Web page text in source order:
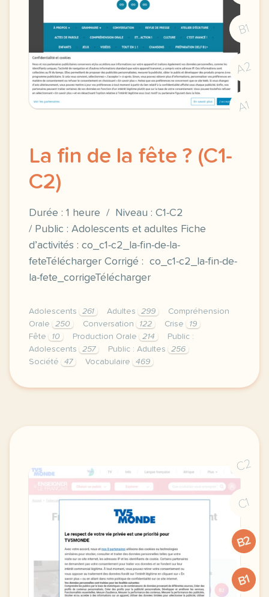
B1
A2
A1
La fin de la fête ? (C1-
C2)
Durée : 1 heure / Niveau : C1-C2
/ Public : Adolescents et adultes Fiche
d’activités : co_c1-c2_la-fin-de-la-
feteTélécharger Corrigé : co_c1-c2_la-fin-de-
la-fete_corrigeTélécharger
Adolescents 261 Adultes 299
Compréhension
Orale
250 Conversation 122 Crise
19
Fête
10 Production Orale 214
Public :
Adolescents
257 Public : Adultes
256
Société
47 Vocabulaire 469
duree 1 heure niveau c1 c2 public adolescents
C2
C1
B2
B1